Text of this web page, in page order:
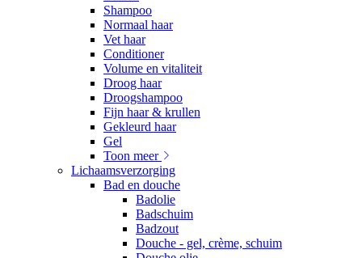
Shampoo
Normaal haar
Vet haar
Conditioner
Volume en vitaliteit
Droog haar
Droogshampoo
Fijn haar & krullen
Gekleurd haar
Gel
Toon meer
Lichaamsverzorging
Bad en douche
Badolie
Badschuim
Badzout
Douche - gel, crème, schuim